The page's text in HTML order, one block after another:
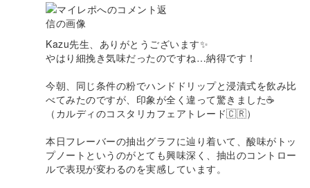
Kazu先生、ありがとうございます✨
やはり細挽き気味だったのですね…納得です！
今朝、同じ条件の粉でハンドドリップと浸漬式を飲み比
べてみたのですが、印象が全く違って驚きました☕️
（カルディのコスタリカフェアトレード🇨🇷）
本日フレーバーの抽出グラフに辿り着いて、酸味がトッ
プノートというのがとても興味深く、抽出のコントロー
ルで表現が変わるのを実感しています。